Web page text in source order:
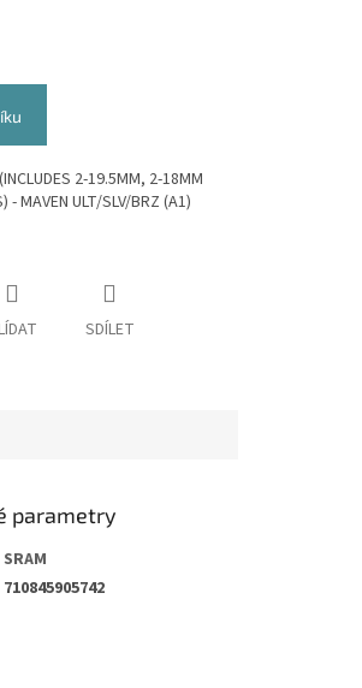
2-19.5MM, 2-18MM
- MAVEN ULT/SLV/BRZ (A1)
SDÍLET
parametry
SRAM
710845905742